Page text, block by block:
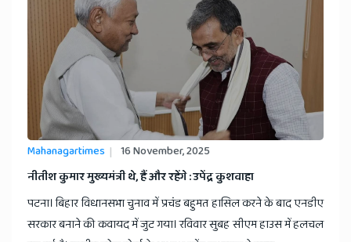
Mahanagartimes 16 November, 2025
नीतीश कुमार मुख्यमंत्री थे, हैं और रहेंगे : उपेंद्र कुशवाहा
पटना। बिहार विधानसभा चुनाव में प्रचंड बहुमत हासिल करने के बाद एनडीए
सरकार बनाने की कवायद में जुट गया। रविवार सुबह सीएम हाउस में हलचल